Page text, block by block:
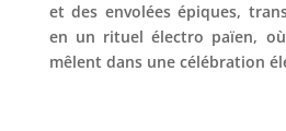
et des envolées épiques,
en un rituel électro païen,
mêlent dans une célébration